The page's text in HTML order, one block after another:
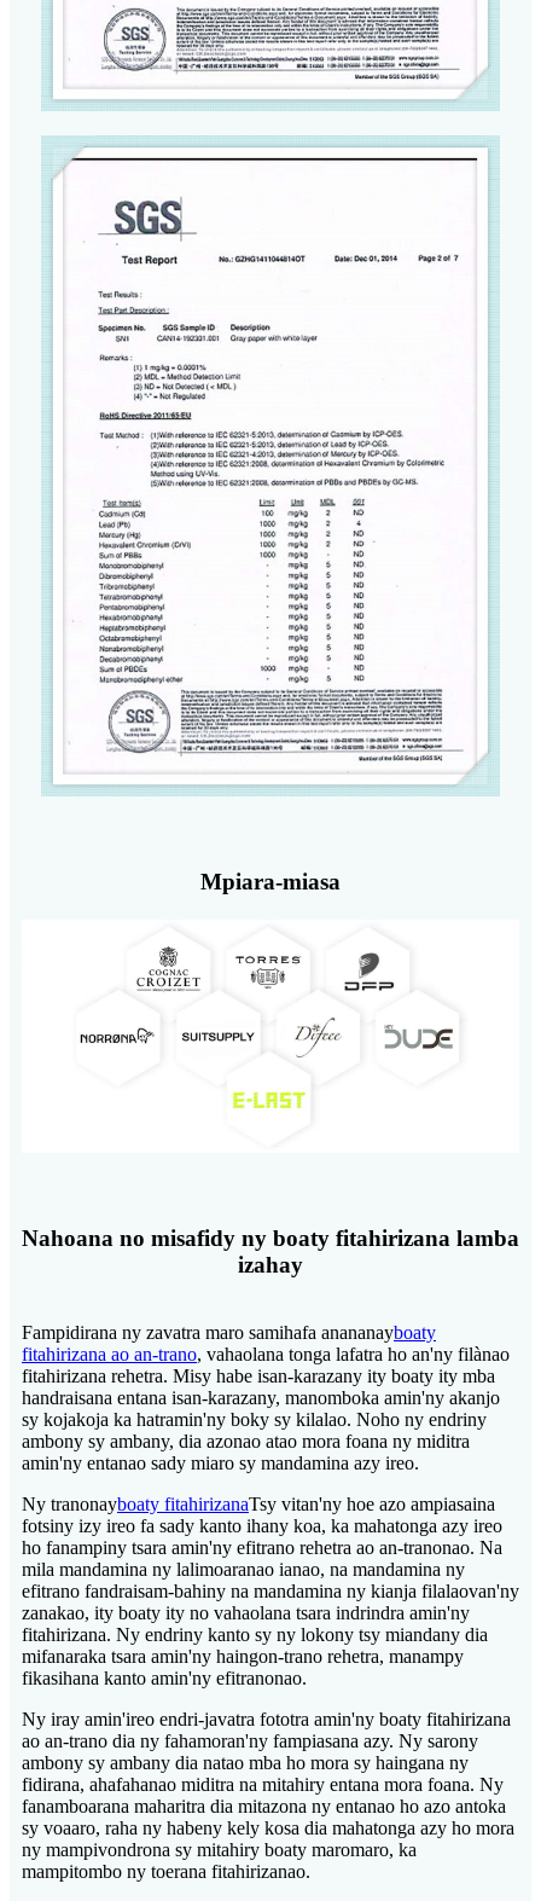
Mpiara-miasa
Nahoana no misafidy ny boaty fitahirizana lamba
izahay
Fampidirana ny zavatra maro samihafa anananayboaty
fitahirizana ao an-trano, vahaolana tonga lafatra ho an'ny filànao
fitahirizana rehetra. Misy habe isan-karazany ity boaty ity mba
handraisana entana isan-karazany, manomboka amin'ny akanjo
sy kojakoja ka hatramin'ny boky sy kilalao. Noho ny endriny
ambony sy ambany, dia azonao atao mora foana ny miditra
amin'ny entanao sady miaro sy mandamina azy ireo.
Ny tranonayboaty fitahirizanaTsy vitan'ny hoe azo ampiasaina
fotsiny izy ireo fa sady kanto ihany koa, ka mahatonga azy ireo
ho fanampiny tsara amin'ny efitrano rehetra ao an-tranonao. Na
mila mandamina ny lalimoaranao ianao, na mandamina ny
efitrano fandraisam-bahiny na mandamina ny kianja filalaovan'ny
zanakao, ity boaty ity no vahaolana tsara indrindra amin'ny
fitahirizana. Ny endriny kanto sy ny lokony tsy miandany dia
mifanaraka tsara amin'ny haingon-trano rehetra, manampy
fikasihana kanto amin'ny efitranonao.
Ny iray amin'ireo endri-javatra fototra amin'ny boaty fitahirizana
ao an-trano dia ny fahamoran'ny fampiasana azy. Ny sarony
ambony sy ambany dia natao mba ho mora sy haingana ny
fidirana, ahafahanao miditra na mitahiry entana mora foana. Ny
fanamboarana maharitra dia mitazona ny entanao ho azo antoka
sy voaaro, raha ny habeny kely kosa dia mahatonga azy ho mora
ny mampivondrona sy mitahiry boaty maromaro, ka
mampitombo ny toerana fitahirizanao.